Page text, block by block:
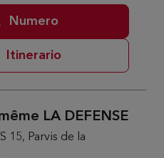
Numero
Itinerario
LA DEFENSE
15, Parvis de la